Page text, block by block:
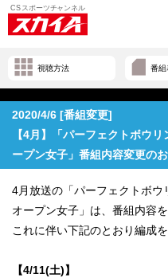
視聴方法 番組
2020/4/6 [番組変更]
【4月】「パーフェクトボウ
ープン女子」番組内容変更の
4月放送の「パーフェクトボ
オープン女子」は、番組内容
これに伴い下記のとおり編成
【4/11(土)】